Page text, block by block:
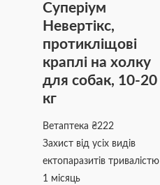
Суперіум
Невертікс,
протикліщові
краплі на холку
для собак, 10-20
кг
Ветаптека₴222
Захист від усіх видів
ектопаразитів тривалістю
1 місяць